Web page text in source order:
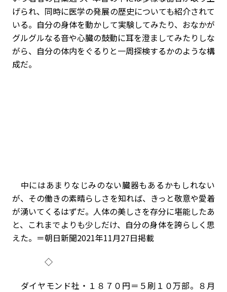
げられ、同時に医学の発展の歴史についても紹介されて
いる。自分の身体を動かして実験してみたり、おなかが
グルグルなる音や心臓の鼓動に耳を澄ましてみたりしな
がら、自分の体内をぐるりと一周探検するかのような構
成だ。
中にはあまりなじみのない臓器もあるかもしれない
が、その働きの素晴らしさを知れば、きっと敬意や愛着
が湧いてくるはずだ。人体の美しさを存分に堪能したあ
と、これまでよりも少しだけ、自分の身体を誇らしく思
えた。＝朝日新聞2021年11月27日掲載
◇
ダイヤモンド社・１８７０円＝５刷１０万部。８月